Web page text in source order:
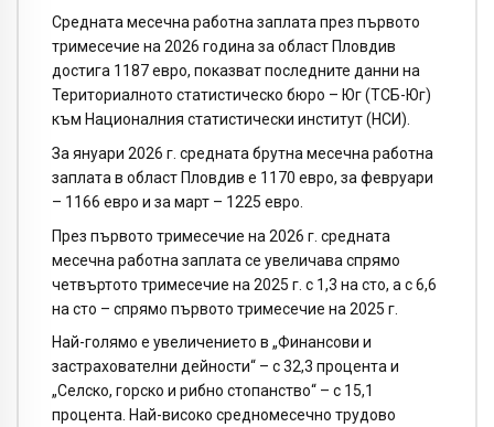
Средната месечна работна заплата през първото
тримесечие на 2026 година за област Пловдив
достига 1187 евро, показват последните данни на
Териториалното статистическо бюро – Юг (ТСБ-Юг)
към Националния статистически институт (НСИ).
За януари 2026 г. средната брутна месечна работна
заплата в област Пловдив е 1170 евро, за февруари
– 1166 евро и за март – 1225 евро.
През първото тримесечие на 2026 г. средната
месечна работна заплата се увеличава спрямо
четвъртото тримесечие на 2025 г. с 1,3 на сто, а с 6,6
на сто – спрямо първото тримесечие на 2025 г.
Най-голямо е увеличението в „Финансови и
застрахователни дейности“ – с 32,3 процента и
„Селско, горско и рибно стопанство“ – с 15,1
процента. Най-високо средномесечно трудово